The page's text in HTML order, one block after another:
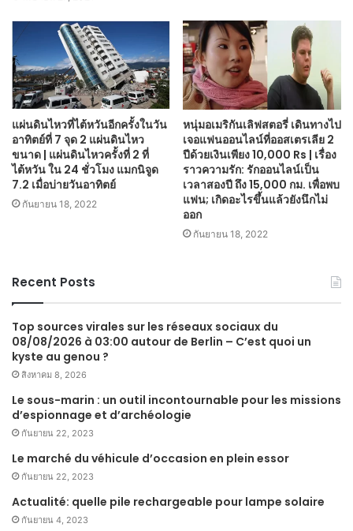
แผ่นดินไหวที่ไต้หวันอีกครั้งในวัน
อาทิตย์ที่ 7 จุด 2 แผ่นดินไหว
ขนาด | แผ่นดินไหวครั้งที่ 2 ที่
ไต้หวัน ใน 24 ชั่วโมง แมกนิจูด
7.2 เมื่อบ่ายวันอาทิตย์
กันยายน 18, 2022
หนุ่มอเมริกันเลิฟสตอรี่ เดินทางไป
เจอแฟนออนไลน์ที่ออสเตรเลีย 2
ปีด้วยเงินเพียง 10,000 Rs | เรื่อง
ราวความรัก: รักออนไลน์เป็น
เวลาสองปี ถึง 15,000 กม. เพื่อพบ
แฟน; เกิดอะไรขึ้นแล้วยังนึกไม่
ออก
กันยายน 18, 2022
Recent Posts
Top sources virales sur les réseaux sociaux du
08/08/2026 à 03:00 autour de Berlin – C’est quoi un
kyste au genou ?
สิงหาคม 8, 2026
Le sous-marin : un outil incontournable pour les missions
d’espionnage et d’archéologie
กันยายน 22, 2023
Le marché du véhicule d’occasion en plein essor
กันยายน 22, 2023
Actualité: quelle pile rechargeable pour lampe solaire
กันยายน 4, 2023